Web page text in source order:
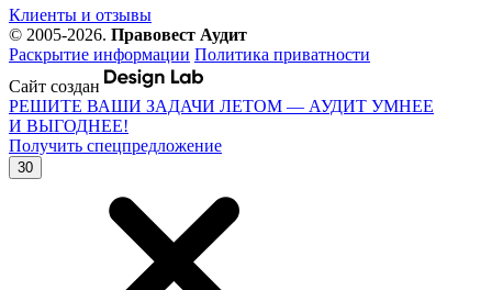
Клиенты и отзывы
© 2005-2026. Правовест Аудит
Раскрытие информации Политика приватности
Сайт создан
РЕШИТЕ ВАШИ ЗАДАЧИ ЛЕТОМ — АУДИТ УМНЕЕ
И ВЫГОДНЕЕ!
Получить спецпредложение
30